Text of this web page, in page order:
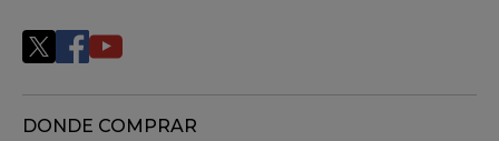
DONDE COMPRAR